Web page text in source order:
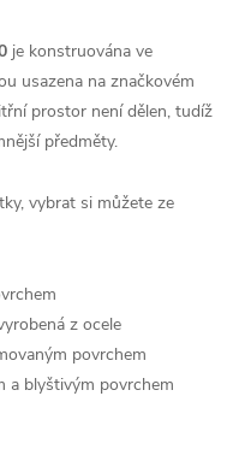
je konstruována ve
usazena na značkovém
prostor není dělen, tudíž
předměty.
vybrat si můžete ze
z ocele
povrchem
a blyštivým povrchem